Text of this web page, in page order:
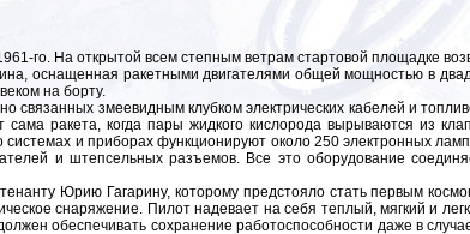
На открытой всем степным ветрам стартовой площадке
оснащенная ракетными двигателями общей мощностью в
на борту.
змеевидным клубком электрических кабелей и
ракета, когда пары жидкого кислорода вырываются из
и приборах функционируют около 250 электронных
и штепсельных разъемов. Все это оборудование
Юрию Гагарину, которому предстояло стать первым
снаряжение. Пилот надевает на себя теплый, мягкий и
обеспечивать сохранение работоспособности даже в